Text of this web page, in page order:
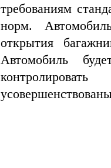
требованиям
норм.
открытия
Автомобиль